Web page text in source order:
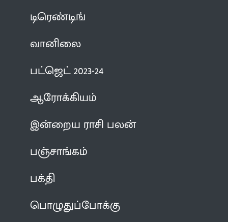
டிரெண்டிங்
வானிலை
பட்ஜெட் 2023-24
ஆரோக்கியம்
இன்றைய ராசி பலன்
பஞ்சாங்கம்
பக்தி
பொழுதுப்போக்கு